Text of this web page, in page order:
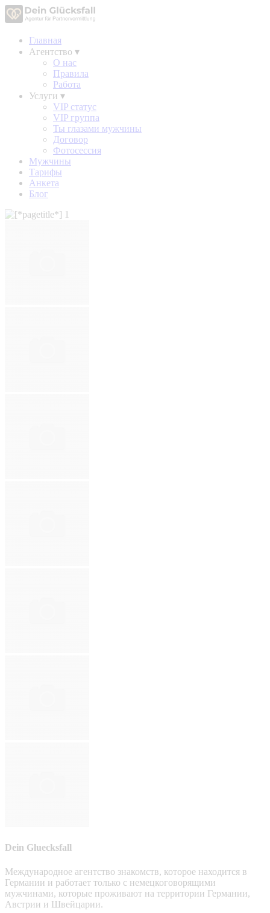
Главная
Агентство ▾
О нас
Правила
Работа
Услуги ▾
VIP статус
VIP группа
Ты глазами мужчины
Договор
Фотосессия
Мужчины
Тарифы
Анкета
Блог
Dein Gluecksfall
Международное агентство знакомств, которое находится в
Германии и работает только с немецкоговорящими
мужчинами, которые проживают на территории Германии,
Австрии и Швейцарии.